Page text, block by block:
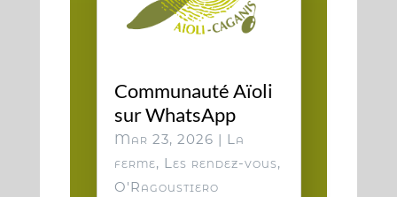
Communauté Aïoli
sur WhatsApp
Mar 23, 2026 | La
ferme, Les rendez-vous,
O'Ragoustiero